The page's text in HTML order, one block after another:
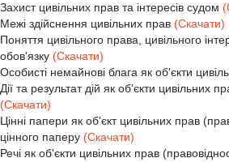
Захист цивільних прав та інтересів судом
Межі здійснення цивільних прав (Скачати)
Поняття цивільного права, цивільного
обов'язку (Скачати)
Особисті немайнові блага як об'єкти
Дії та результат дій як об'єкти цивільних
(Скачати)
Цінні папери як об'єкт цивільних прав
цінного паперу (Скачати)
Речі як об'єкти цивільних прав